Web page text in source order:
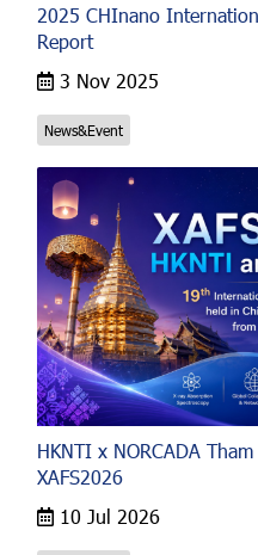
2025 CHInano
Report
3 Nov 2025
News&Event
HKNTI x NORCADA
XAFS2026
10 Jul 2026